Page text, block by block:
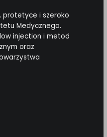
protetyce i szeroko
Medycznego.
injection i metod
oraz